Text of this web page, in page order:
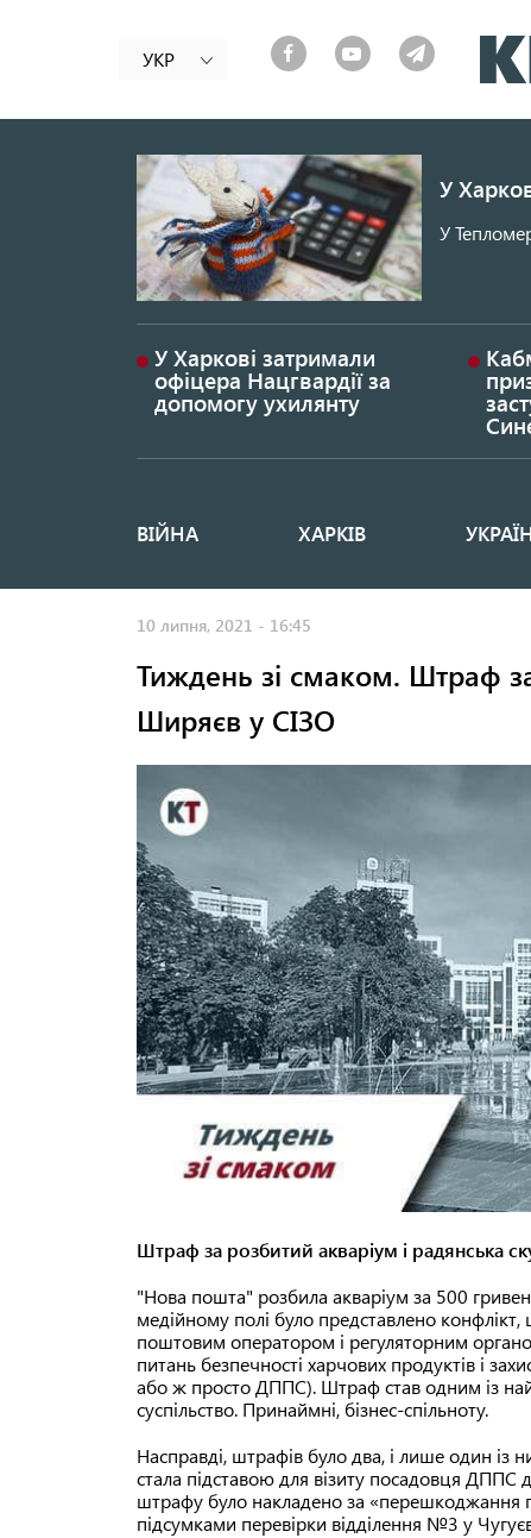
УКР
У
У
У Харкові затримали
офіцера Нацгвардії за
допомогу ухилянту
Основная
ВІЙНА ХАРКІВ
10 липня, 2021 - 16:45
Тиждень зі смаком. Штраф
Ширяєв у СІЗО
Штраф за розбитий акваріум і радянська
"Нова пошта" розбила акваріум за 500
медійному полі було представлено
поштовим оператором і регуляторним
питань безпечності харчових продуктів і
або ж просто ДППС). Штраф став одним із
суспільство. Принаймні, бізнес-спільноту.
Насправді, штрафів було два, і лише один із
стала підставою для візиту посадовця ДППС
штрафу було накладено за «перешкоджання
підсумками перевірки відділення №3 у